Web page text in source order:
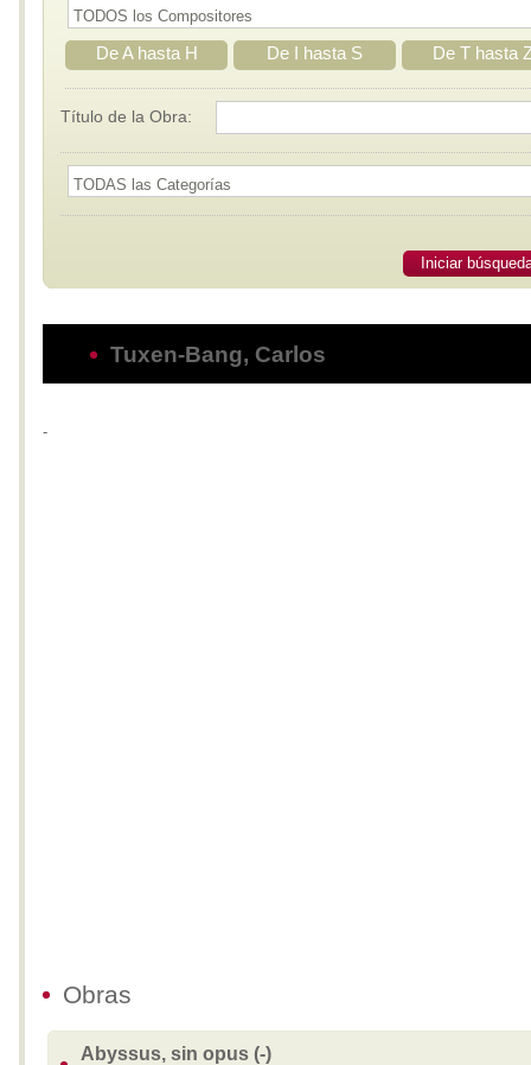
De A hasta H De I hasta S De T hasta
Título de la Obra:
Iniciar
Tuxen-Bang, Carlos
-
Obras
Abyssus, sin opus (-)